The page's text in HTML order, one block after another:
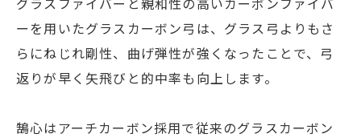
ーを用いたグラスカーボン弓は、グラス弓よりもさ
らにねじれ剛性、曲げ弾性が強くなったことで、弓
返りが早く矢飛びと的中率も向上します。
鵠心はアーチカーボン採用で従来のグラスカーボン